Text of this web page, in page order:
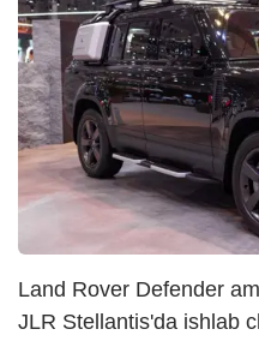
Land Rover Defender
JLR Stellantis'da ishlab